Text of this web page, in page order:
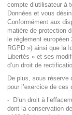
compte d’utilisateur à
Données et vous
Conformément aux
matière de protection
le règlement
RGPD ») ainsi que la
Libertés » et ses
d’un droit de
De plus, sous réserve
pour l’exercice de
- D’un droit à
dont la conservation